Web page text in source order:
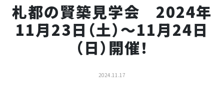
札都の賢築見学会 2024年
11月23日（土）～11月24日
（日）開催！
2024.11.17